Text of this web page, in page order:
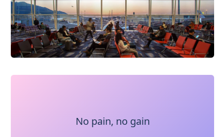
No pain, no gain